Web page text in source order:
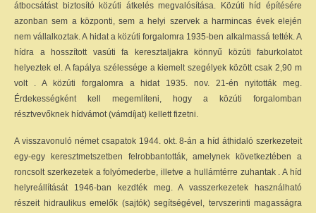
átbocsátást biztosító közúti átkelés megvalósítása. Közúti híd építésére
azonban sem a központi, sem a helyi szervek a harmincas évek elején
nem vállalkoztak. A hidat a közúti forgalomra 1935-ben alkalmassá tették. A
hídra a hosszított vasúti fa keresztaljakra könnyű közúti faburkolatot
helyeztek el. A fapálya szélessége a kiemelt szegélyek között csak 2,90 m
volt . A közúti forgalomra a hidat 1935. nov. 21-én nyitották meg.
Érdekességként kell megemlíteni, hogy a közúti forgalomban
résztvevőknek hídvámot (vámdíjat) kellett fizetni.
A visszavonuló német csapatok 1944. okt. 8-án a híd áthidaló szerkezeteit
egy-egy keresztmetszetben felrobbantották, amelynek következtében a
roncsolt szerkezetek a folyómederbe, illetve a hullámtérre zuhantak . A híd
helyreállítását 1946-ban kezdték meg. A vasszerkezetek használható
részeit hidraulikus emelők (sajtók) segítségével, tervszerinti magasságra